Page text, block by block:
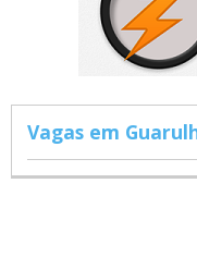
Vagas em